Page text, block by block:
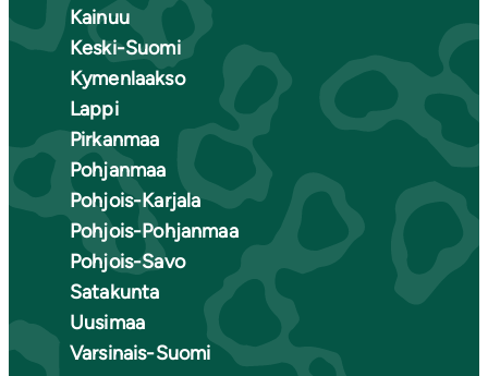
Kainuu
Keski-Suomi
Kymenlaakso
Lappi
Pirkanmaa
Pohjanmaa
Pohjois-Karjala
Pohjois-Pohjanmaa
Pohjois-Savo
Satakunta
Uusimaa
Varsinais-Suomi